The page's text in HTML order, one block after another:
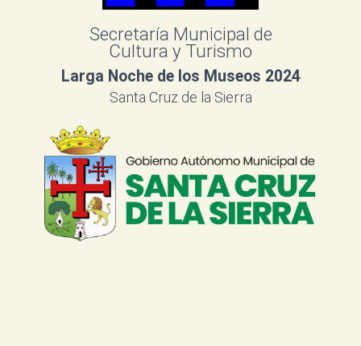
Secretaría Municipal de
Cultura y Turismo
Larga Noche de los Museos 2024
Santa Cruz de la Sierra